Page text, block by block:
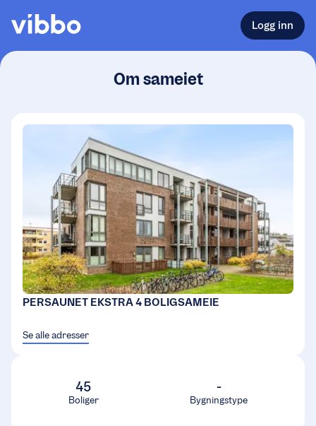
Logg inn
Om sameiet
PERSAUNET EKSTRA 4 BOLIGSAMEIE
Se alle adresser
45
Boliger
-
Bygningstype